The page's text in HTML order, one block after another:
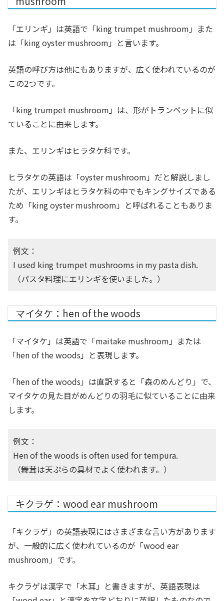
「エリンギ」は英語で「king trumpet mushroom」また
は「king oyster mushroom」と言います。
英語の呼び方は他にもありますが、広く使われているのが
この2つです。
「king trumpet mushroom」は、形がトランペットに似
ていることに由来します。
また、エリンギはヒラタケ科です。
ヒラタケの英語は「oyster mushroom」だと解説しまし
たが、エリンギはヒラタケ科の中でもキングサイズである
ため「king oyster mushroom」と呼ばれることもありま
す。
例文：
I used king trumpet mushrooms in my pasta dish.
（パスタ料理にエリンギを使いました。）
マイタケ：hen of the woods
「マイタケ」は英語で「maitake mushroom」または
「hen of the woods」と表現します。
「hen of the woods」は直訳すると「森のめんどり」で、
マイタケの見た目がめんどりの羽毛に似ていることに由来
します。
例文：
Hen of the woods is often used for tempura.
（舞茸は天ぷらの具材でよく使われます。）
キクラゲ：wood ear mushroom
「キクラゲ」の英語表現にはさまざまな言い方があります
が、一般的に広く使われているのが「wood ear
mushroom」です。
キクラゲは漢字で「木耳」と書きますが、英語表現は